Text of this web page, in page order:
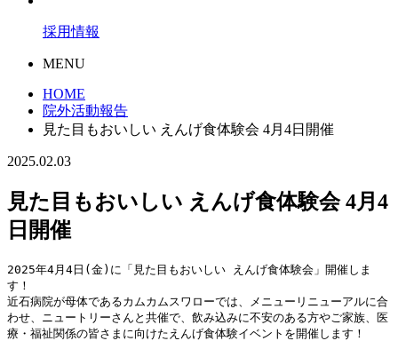
採用情報
MENU
HOME
院外活動報告
見た目もおいしい えんげ食体験会 4月4日開催
2025.02.03
見た目もおいしい えんげ食体験会 4月4
日開催
2025年4月4日(金)に「見た目もおいしい えんげ食体験会」開催しま
す！
近石病院が母体であるカムカムスワローでは、メニューリニューアルに合
わせ、ニュートリーさんと共催で、飲み込みに不安のある方やご家族、医
療・福祉関係の皆さまに向けたえんげ食体験イベントを開催します！